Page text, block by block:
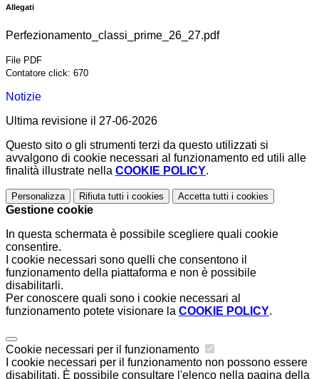
Allegati
Perfezionamento_classi_prime_26_27.pdf
File PDF
Contatore click: 670
Notizie
Ultima revisione il 27-06-2026
Questo sito o gli strumenti terzi da questo utilizzati si
avvalgono di cookie necessari al funzionamento ed utili alle
finalità illustrate nella COOKIE POLICY.
Personalizza Rifiuta tutti i cookies Accetta tutti i cookies
Gestione cookie
In questa schermata è possibile scegliere quali cookie
consentire.
I cookie necessari sono quelli che consentono il
funzionamento della piattaforma e non è possibile
disabilitarli.
Per conoscere quali sono i cookie necessari al
funzionamento potete visionare la COOKIE POLICY.
Cookie necessari per il funzionamento
I cookie necessari per il funzionamento non possono essere
disabilitati. È possibile consultare l'elenco nella pagina della